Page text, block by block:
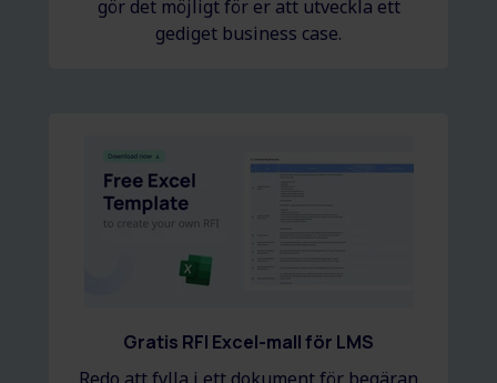
gör det möjligt för er att utveckla ett
gediget business case.
Gratis RFI Excel-mall för LMS